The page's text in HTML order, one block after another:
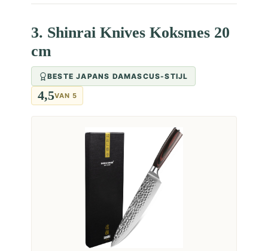
3. Shinrai Knives Koksmes 20
cm
BESTE JAPANS DAMASCUS-STIJL
4,5VAN 5